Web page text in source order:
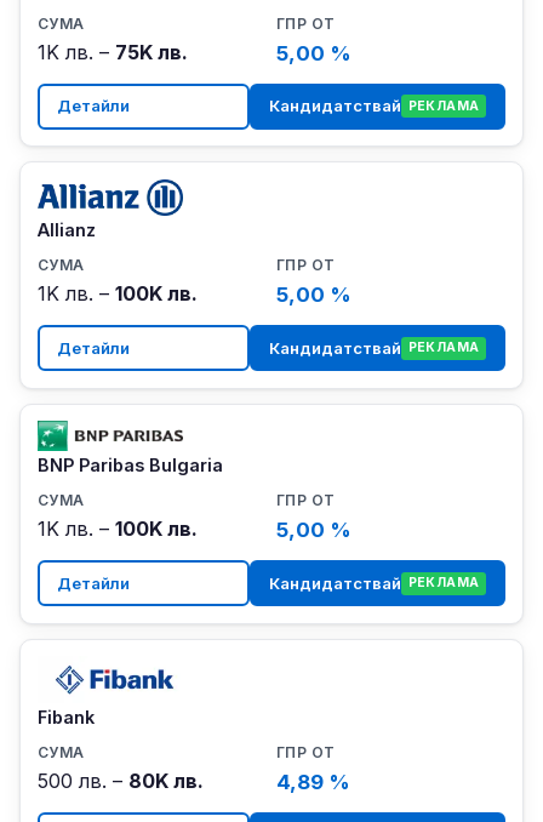
1K лв. – 75K лв. 5,00 %
Детайли Кандидатствай РЕКЛАМА
Allianz
1K лв. – 100K лв. 5,00 %
Детайли Кандидатствай РЕКЛАМА
BNP Paribas Bulgaria
1K лв. – 100K лв. 5,00 %
Детайли Кандидатствай РЕКЛАМА
Fibank
500 лв. – 80K лв. 4,89 %